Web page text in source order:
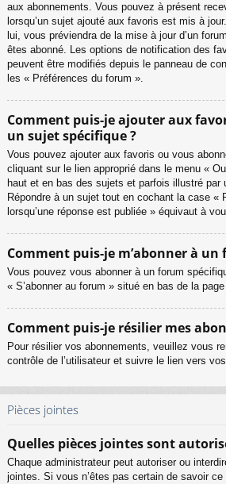
aux abonnements. Vous pouvez à présent
lorsqu’un sujet ajouté aux favoris est mis à
lui, vous préviendra de la mise à jour d’un
êtes abonné. Les options de notification des
peuvent être modifiés depuis le panneau de
les « Préférences du forum ».
Comment puis-je ajouter aux
un sujet spécifique ?
Vous pouvez ajouter aux favoris ou vous
cliquant sur le lien approprié dans le menu «
haut et en bas des sujets et parfois illustré par
Répondre à un sujet tout en cochant la case «
lorsqu’une réponse est publiée » équivaut à
Comment puis-je m’abonner à un
Vous pouvez vous abonner à un forum
« S’abonner au forum » situé en bas de la
Comment puis-je résilier mes
Pour résilier vos abonnements, veuillez vous
contrôle de l’utilisateur et suivre le lien vers
Pièces jointes
Quelles pièces jointes sont
Chaque administrateur peut autoriser ou
jointes. Si vous n’êtes pas certain de savoir ce